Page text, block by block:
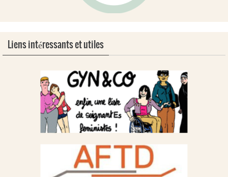
Liens intéressants et utiles